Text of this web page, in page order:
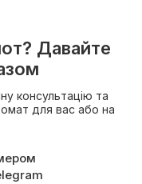
Давайте
консультацію та
для вас або на